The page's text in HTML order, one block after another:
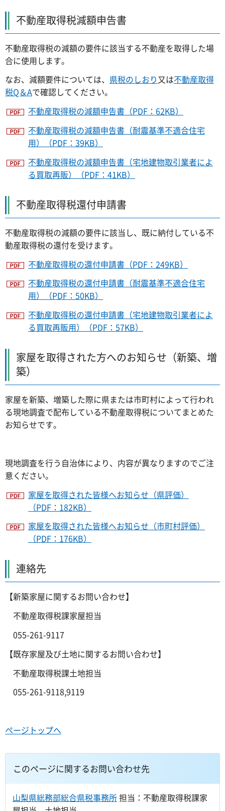
不動産取得税減額申告書
不動産取得税の減額の要件に該当する不動産を取得した場
合に使用します。
なお、減額要件については、 県税のしおり又は不動産取得
税Q＆Aで確認してください。
不動産取得税の減額申告書（PDF：62KB）
不動産取得税の減額申告書（耐震基準不適合住宅
用）（PDF：39KB）
不動産取得税の減額申告書（宅地建物取引業者によ
る買取再販）（PDF：41KB）
不動産取得税還付申請書
不動産取得税の減額の要件に該当し、既に納付している不
動産取得税の還付を受けます。
不動産取得税の還付申請書（PDF：249KB）
不動産取得税の還付申請書（耐震基準不適合住宅
用）（PDF：50KB）
不動産取得税の還付申請書（宅地建物取引業者によ
る買取再販用）（PDF：57KB）
家屋を取得された方へのお知らせ（新築、増
築）
家屋を新築、増築した際に県または市町村によって行われ
る現地調査で配布している不動産取得税についてまとめた
お知らせです。
現地調査を行う自治体により、内容が異なりますのでご注
意ください。
家屋を取得された皆様へお知らせ（県評価）
（PDF：182KB）
家屋を取得された皆様へお知らせ（市町村評価）
（PDF：176KB）
連絡先
【新築家屋に関するお問い合わせ】
不動産取得税課家屋担当
055-261-9117
【既存家屋及び土地に関するお問い合わせ】
不動産取得税課土地担当
055-261-9118,9119
ページトップへ
このページに関するお問い合わせ先
山梨県総務部総合県税事務所担当：不動産取得税課家